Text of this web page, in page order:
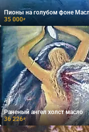
Пионы на голубом фоне
35 000₽
Раненый ангел холст масло
36 226₽